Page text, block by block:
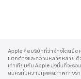
p
p
l
e
Apple คือบริษัทที่ว่าจ้างโดยยึด
แตกต่างและความหลากหลาย
เท่าเทียมกัน Apple มุ่งมั่นที่จะร่
สมัครที่มีความทุพพลภาพทางร่